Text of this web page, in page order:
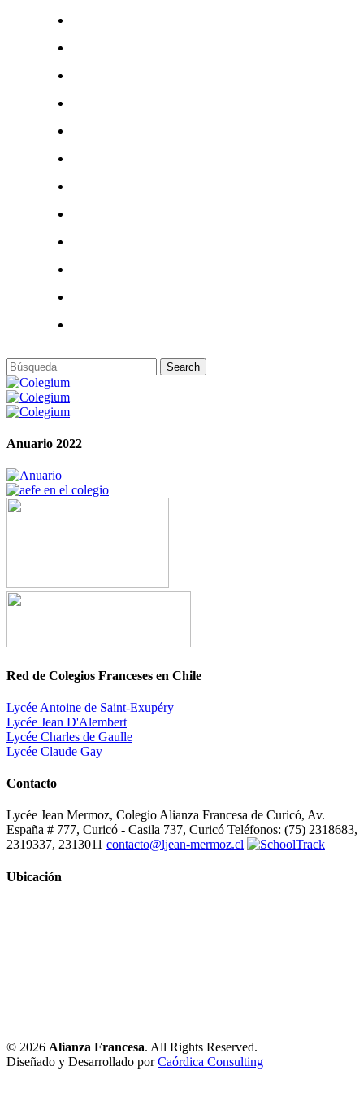
Anuario 2022
Red de Colegios Franceses en Chile
Lycée Antoine de Saint-Exupéry
Lycée Jean D'Alembert
Lycée Charles de Gaulle
Lycée Claude Gay
Contacto
Lycée Jean Mermoz, Colegio Alianza Francesa de Curicó, Av.
España # 777, Curicó - Casila 737, Curicó Teléfonos: (75) 2318683,
2319337, 2313011 contacto@ljean-mermoz.cl
Ubicación
© 2026 Alianza Francesa. All Rights Reserved.
Diseñado y Desarrollado porCaórdica Consulting